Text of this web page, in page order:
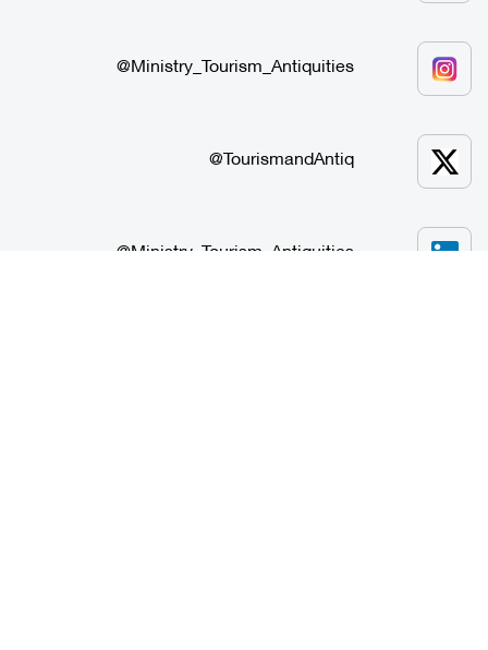
Ministry_Tourism_Antiquities@
TourismandAntiq@
Ministry_Tourism_Antiquities@